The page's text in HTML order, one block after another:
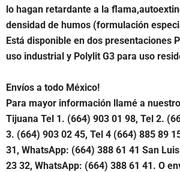
lo hagan retardante a la
densidad de humos (formulación
Está disponible en dos presentaciones
uso industrial y Polylit G3 para uso
Envíos a todo México!
Para mayor información llamé a
Tijuana Tel 1. (664) 903 01 98, Tel 2.
3. (664) 903 02 45, Tel 4 (664) 885 89
31, WhatsApp: (664) 388 61 41 San
23 32, WhatsApp: (664) 388 61 41. O